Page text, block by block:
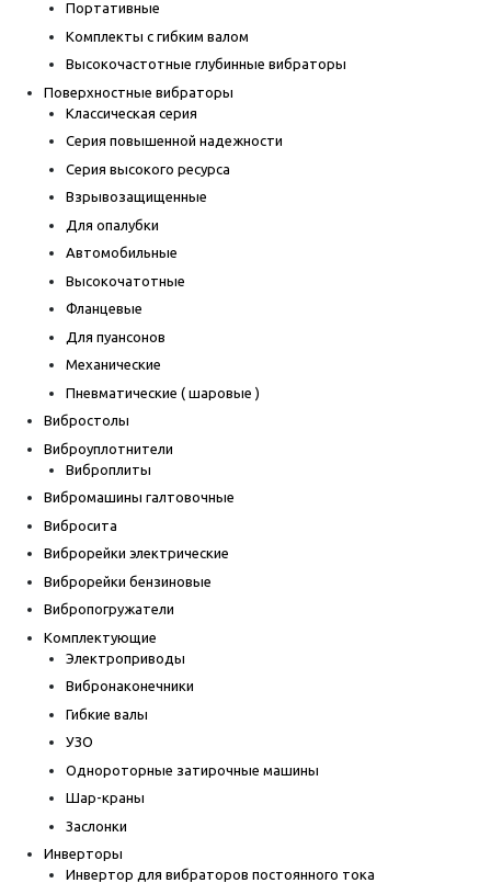
Портативные
Комплекты с гибким валом
Высокочастотные глубинные вибраторы
Поверхностные вибраторы
Классическая серия
Серия повышенной надежности
Серия высокого ресурса
Взрывозащищенные
Для опалубки
Автомобильные
Высокочатотные
Фланцевые
Для пуансонов
Механические
Пневматические ( шаровые )
Вибростолы
Виброуплотнители
Виброплиты
Вибромашины галтовочные
Вибросита
Виброрейки электрические
Виброрейки бензиновые
Вибропогружатели
Комплектующие
Электроприводы
Вибронаконечники
Гибкие валы
УЗО
Однороторные затирочные машины
Шар-краны
Заслонки
Инверторы
Инвертор для вибраторов постоянного тока